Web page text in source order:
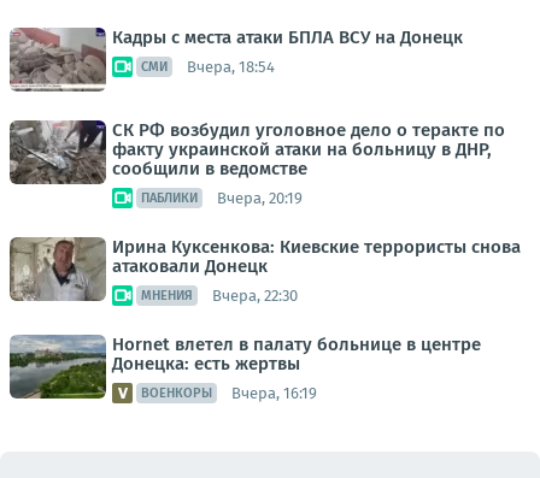
Кадры с места атаки БПЛА ВСУ на Донецк
СМИ Вчера, 18:54
СК РФ возбудил уголовное дело о теракте по
факту украинской атаки на больницу в ДНР,
сообщили в ведомстве
ПАБЛИКИ Вчера, 20:19
Ирина Куксенкова: Киевские террористы снова
атаковали Донецк
МНЕНИЯ Вчера, 22:30
Hornet влетел в палату больнице в центре
Донецка: есть жертвы
ВОЕНКОРЫ Вчера, 16:19